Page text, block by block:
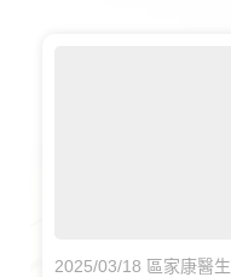
2025/03/18 區家康醫生